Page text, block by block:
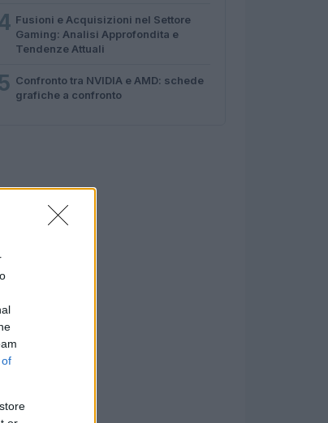
of
Fusioni e Acquisizioni nel Settore
Gaming: Analisi Approfondita e
Tendenze Attuali
Confronto tra NVIDIA e AMD: schede
grafiche a confronto